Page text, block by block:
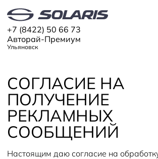
Авторай-Премиум
Ульяновск
+7 (8422) 50 66 73
АВТО В НАЛИЧИИ
МОДЕЛИ
Solaris HC
Solaris KRX
Solaris KRS
ЦИФРОВОЙ
ПОКУПАТЕЛЯМ
СОГЛАСИЕ НА
ПОЛУЧЕНИЕ
РЕКЛАМНЫХ
СООБЩЕНИЙ
Настоящим даю согласие на